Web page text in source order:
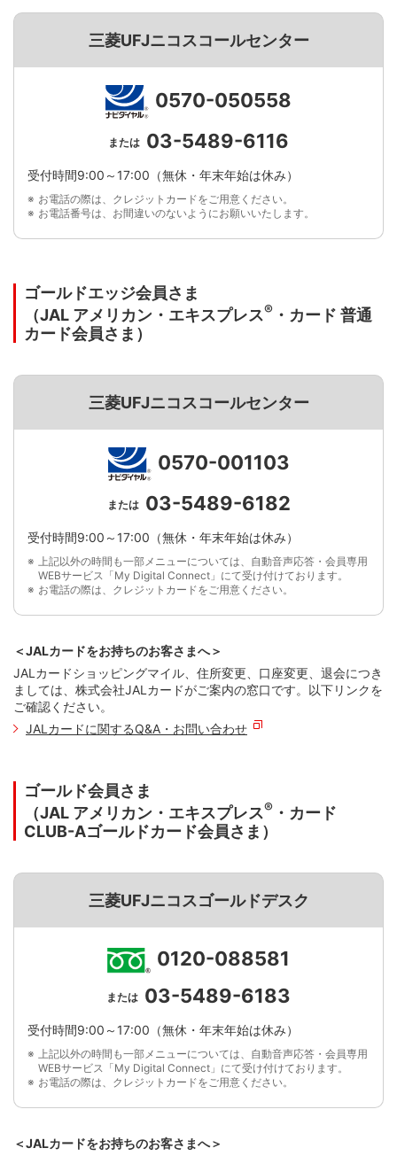
三菱UFJニコスコールセンター
0570-050558
または 03-5489-6116
受付時間9:00～17:00（無休・年末年始は休み）
お電話の際は、クレジットカードをご用意ください。
お電話番号は、お間違いのないようにお願いいたします。
ゴールドエッジ会員さま
（JAL アメリカン・エキスプレス®・カード 普通
カード会員さま）
三菱UFJニコスコールセンター
0570-001103
または 03-5489-6182
受付時間9:00～17:00（無休・年末年始は休み）
上記以外の時間も一部メニューについては、自動音声応答・会員専用
WEBサービス「My Digital Connect」にて受け付けております。
お電話の際は、クレジットカードをご用意ください。
＜JALカードをお持ちのお客さまへ＞
JALカードショッピングマイル、住所変更、口座変更、退会につき
ましては、株式会社JALカードがご案内の窓口です。以下リンクを
ご確認ください。
JALカードに関するQ&A・お問い合わせ
ゴールド会員さま
（JAL アメリカン・エキスプレス®・カード
CLUB-Aゴールドカード会員さま）
三菱UFJニコスゴールドデスク
0120-088581
または 03-5489-6183
受付時間9:00～17:00（無休・年末年始は休み）
上記以外の時間も一部メニューについては、自動音声応答・会員専用
WEBサービス「My Digital Connect」にて受け付けております。
お電話の際は、クレジットカードをご用意ください。
＜JALカードをお持ちのお客さまへ＞